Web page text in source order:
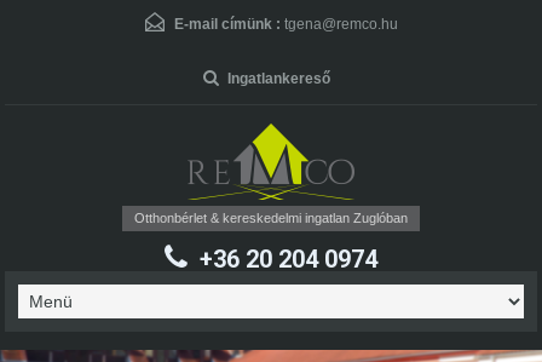
E-mail címünk : tgena@remco.hu
Ingatlankereső
Otthonbérlet & kereskedelmi ingatlan Zuglóban
+36 20 204 0974